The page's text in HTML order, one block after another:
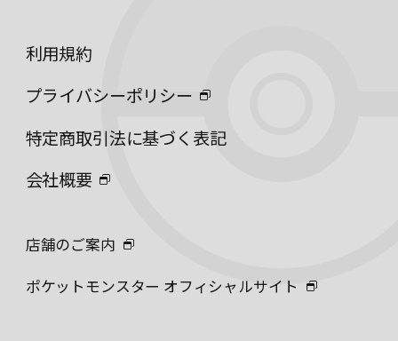
利用規約
プライバシーポリシー
特定商取引法に基づく表記
会社概要
店舗のご案内
ポケットモンスター オフィシャルサイト